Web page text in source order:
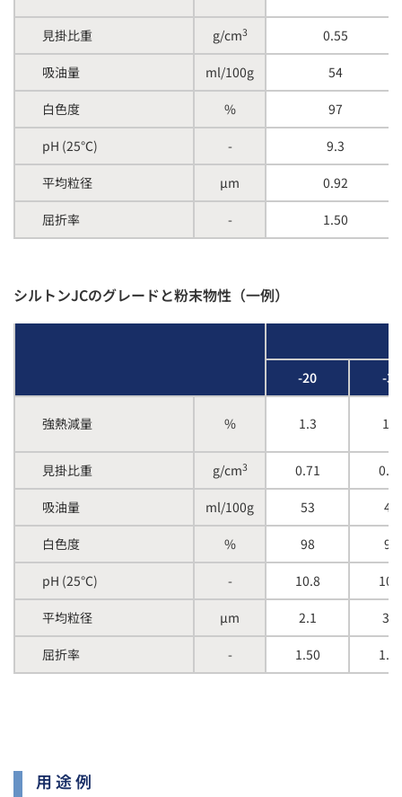
見掛比重 g/cm3 0.55
吸油量 ml/100g 54
白色度 % 97
pH (25℃) - 9.3
平均粒径 µm 0.92
屈折率 - 1.50
シルトンJCのグレードと粉末物性（一例）
-20 -30
強熱減量 % 1.3 1.2
見掛比重 g/cm3 0.71
吸油量 ml/100g 53 45
白色度 % 98 97
pH (25℃) - 10.8
平均粒径 µm 2.1 3.0
屈折率 - 1.50
用途例